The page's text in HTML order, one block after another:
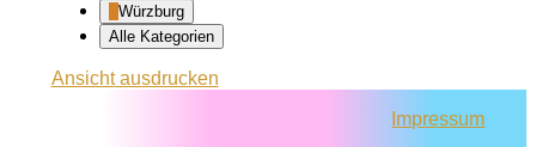
Würzburg
Alle Kategorien
Ansichtausdrucken
Impressum